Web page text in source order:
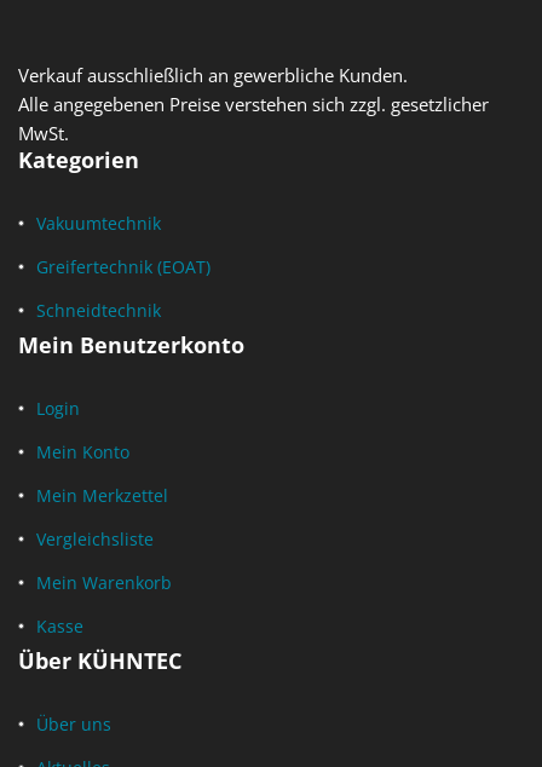
Verkauf ausschließlich an gewerbliche Kunden.
Alle angegebenen Preise verstehen sich zzgl. gesetzlicher
MwSt.
Kategorien
Vakuumtechnik
Greifertechnik (EOAT)
Schneidtechnik
Mein Benutzerkonto
Login
Mein Konto
Mein Merkzettel
Vergleichsliste
Mein Warenkorb
Kasse
Über KÜHNTEC
Über uns